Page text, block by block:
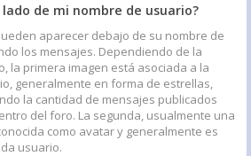
de mi nombre de usuario?
aparecer debajo de su nombre de
los mensajes. Dependiendo de la
la primera imagen está asociada a la
generalmente en forma de estrellas,
la cantidad de mensajes publicados
del foro. La segunda, usualmente una
como avatar y generalmente es
usuario.